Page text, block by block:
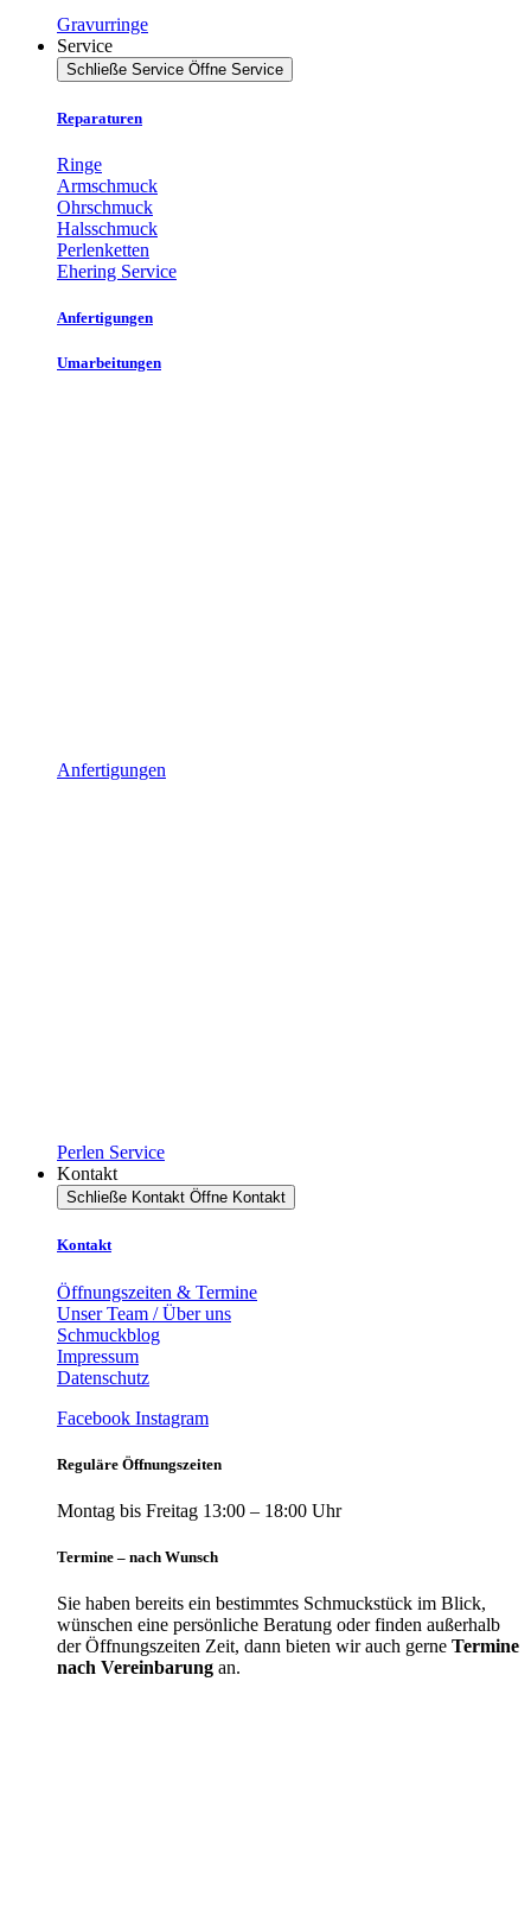
Gravurringe
Service
Schließe Service Öffne Service
Reparaturen
Ringe
Armschmuck
Ohrschmuck
Halsschmuck
Perlenketten
Ehering Service
Anfertigungen
Umarbeitungen
Anfertigungen
Perlen Service
Kontakt
Schließe Kontakt Öffne Kontakt
Kontakt
Öffnungszeiten & Termine
Unser Team / Über uns
Schmuckblog
Impressum
Datenschutz
Facebook Instagram
Reguläre Öffnungszeiten
Montag bis Freitag 13:00 – 18:00 Uhr
Termine – nach Wunsch
Sie haben bereits ein bestimmtes Schmuckstück im Blick,
wünschen eine persönliche Beratung oder finden außerhalb
der Öffnungszeiten Zeit, dann bieten wir auch gerne Termine
nach Vereinbarung an.